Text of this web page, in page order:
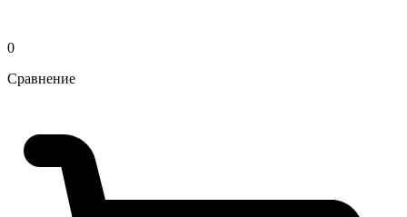
0
Сравнение